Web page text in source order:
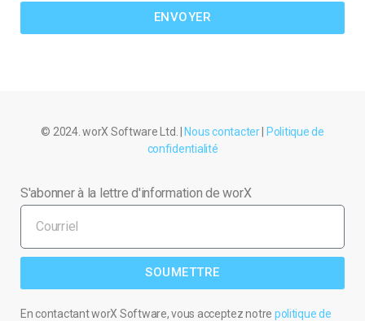
ENVOYER
© 2024. worX Software Ltd. | Nous contacter|
Politique de
confidentialité
S'abonner à la lettre d'information de worX
SOUMETTRE
En contactant worX Software, vous acceptez notre politique de